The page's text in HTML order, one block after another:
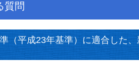
質問
平成23年基準）に適合した